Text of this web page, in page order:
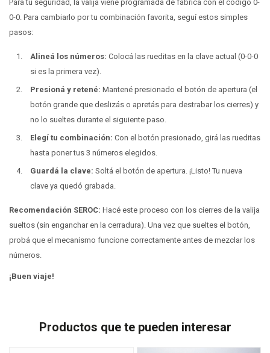
Para tu seguridad, la valija viene programada de fábrica con el código 0-
0-0. Para cambiarlo por tu combinación favorita, seguí estos simples
pasos:
Alineá los números: Colocá las rueditas en la clave actual (0-0-0
si es la primera vez).
Presioná y retené: Mantené presionado el botón de apertura (el
botón grande que deslizás o apretás para destrabar los cierres) y
no lo sueltes durante el siguiente paso.
Elegí tu combinación: Con el botón presionado, girá las rueditas
hasta poner tus 3 números elegidos.
Guardá la clave: Soltá el botón de apertura. ¡Listo! Tu nueva
clave ya quedó grabada.
Recomendación SEROC: Hacé este proceso con los cierres de la valija
sueltos (sin enganchar en la cerradura). Una vez que sueltes el botón,
probá que el mecanismo funcione correctamente antes de mezclar los
números.
¡Buen viaje!
Productos que te pueden interesar